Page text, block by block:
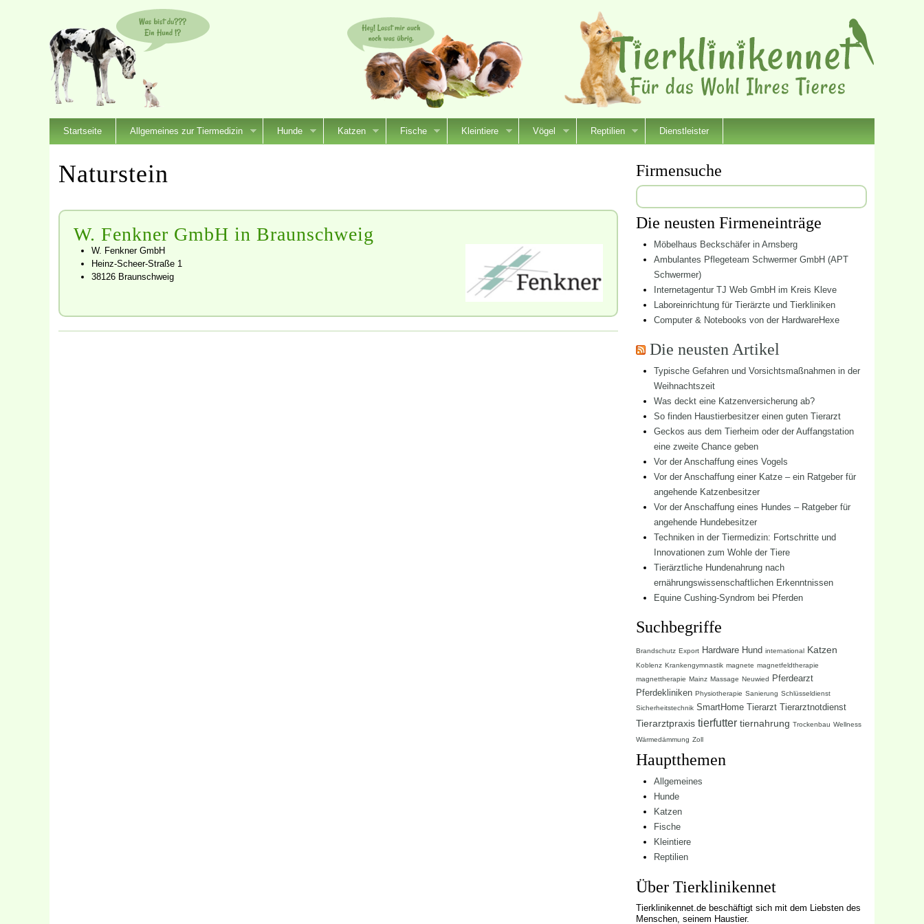
Startseite Allgemeines zur Tiermedizin Hunde Katzen Fische Kleintiere Vögel Reptilien Dienstleister
Naturstein
W. Fenkner GmbH in Braunschweig
W. Fenkner GmbH
Heinz-Scheer-Straße 1
38126 Braunschweig
Firmensuche
Suchen
nach:
Die neusten Firmeneinträge
Möbelhaus Beckschäfer in Arnsberg
Ambulantes Pflegeteam Schwermer GmbH (APT
Schwermer)
Internetagentur TJ Web GmbH im Kreis Kleve
Laboreinrichtung für Tierärzte und Tierkliniken
Computer & Notebooks von der HardwareHexe
Die neusten Artikel
Typische Gefahren und Vorsichtsmaßnahmen in der
Weihnachtszeit
Was deckt eine Katzenversicherung ab?
So finden Haustierbesitzer einen guten Tierarzt
Geckos aus dem Tierheim oder der Auffangstation
eine zweite Chance geben
Vor der Anschaffung eines Vogels
Vor der Anschaffung einer Katze – ein Ratgeber für
angehende Katzenbesitzer
Vor der Anschaffung eines Hundes – Ratgeber für
angehende Hundebesitzer
Techniken in der Tiermedizin: Fortschritte und
Innovationen zum Wohle der Tiere
Tierärztliche Hundenahrung nach
ernährungswissenschaftlichen Erkenntnissen
Equine Cushing-Syndrom bei Pferden
Suchbegriffe
Brandschutz Export Hardware Hund international Katzen
Koblenz Krankengymnastik magnete magnetfeldtherapie
magnettherapie Mainz Massage Neuwied
Pferdearzt
Pferdekliniken Physiotherapie Sanierung Schlüsseldienst
Sicherheitstechnik SmartHome Tierarzt Tierarztnotdienst
Tierarztpraxis tierfutter tiernahrung Trockenbau Wellness
Wärmedämmung Zoll
Hauptthemen
Allgemeines
Hunde
Katzen
Fische
Kleintiere
Reptilien
Über Tierklinikennet
Tierklinikennet.de beschäftigt sich mit dem Liebsten des
Menschen, seinem Haustier.